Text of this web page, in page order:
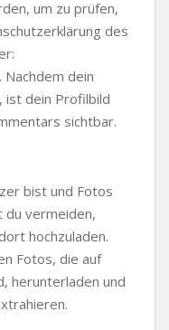
um zu prüfen,
des
dein
ist dein Profilbild
sichtbar.
bist und Fotos
vermeiden,
hochzuladen.
Fotos, die auf
herunterladen und